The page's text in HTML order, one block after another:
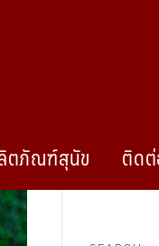
ตภัณฑ์สุนัข ติด